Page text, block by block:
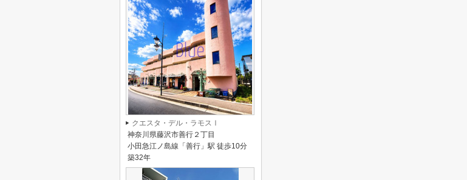
クエスタ・デル・ラモスⅠ
神奈川県藤沢市善行２丁目
小田急江ノ島線「善行」駅 徒歩10分
築32年